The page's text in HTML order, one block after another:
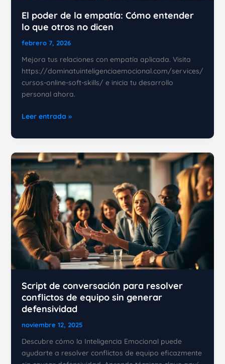
El poder de la empatía: Cómo entender
lo que otros no dicen
febrero 7, 2026
Mejora tus relaciones con empatía aplicada. Visita
https://dominatuinteligenciaemocional.com/services/
cursos-online-soft-skills/ e inicia tu desarrollo
personal ahora.
El
de
la
empatía:
Cómo
entender
lo
que
otros
no
dicen
Leer entrada »
Script de conversación para resolver
conflictos de equipo sin generar
defensividad
noviembre 12, 2025
Descubre cómo la Inteligencia Emocional puede
ayudarte a resolver conflictos de equipo eficazmente